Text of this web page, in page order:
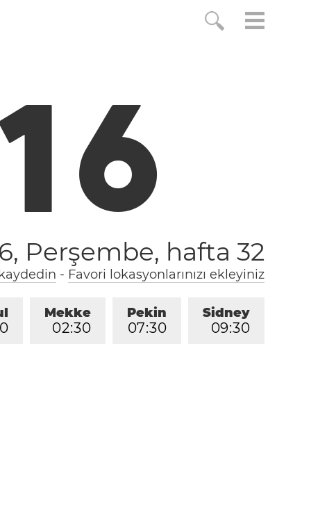
6
Perşembe, hafta 32
- Favori lokasyonlarınızı ekleyiniz
Sidney
09:30
Pekin
07:30
Mekke
02:30